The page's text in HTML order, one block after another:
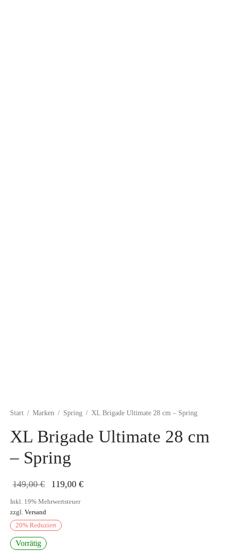
Start / Marken / Spring / XL Brigade Ultimate 28 cm – Spring
XL Brigade Ultimate 28 cm
– Spring
149,00€
Ursprünglicher
Preis war:
119,00 €
Inkl. 19% Mehrwertsteuer
zzgl. Versand
20% Reduziert
Vorrätig